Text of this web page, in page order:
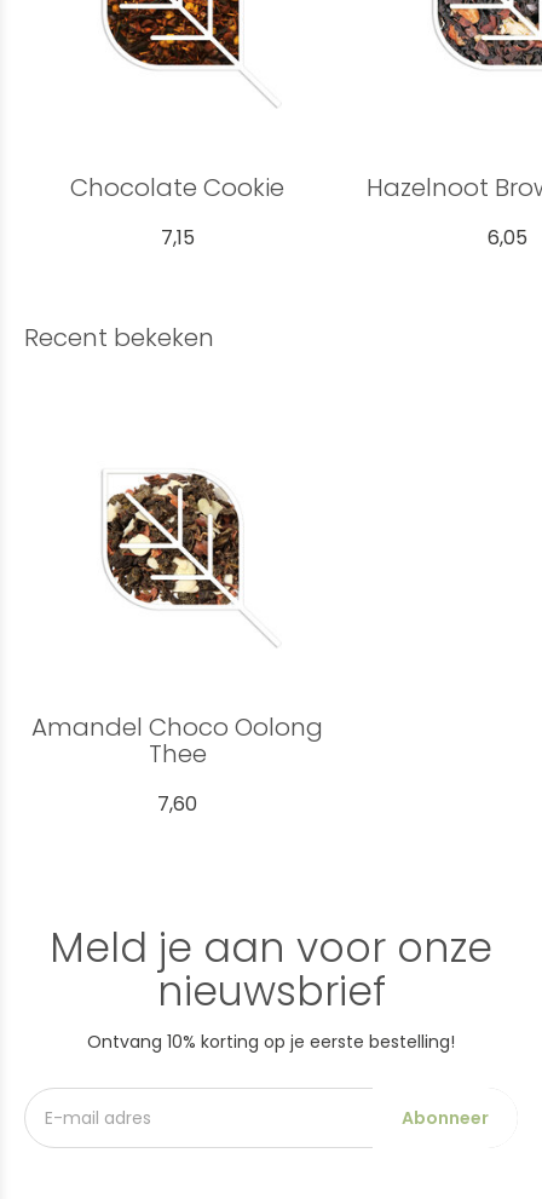
Chocolate Cookie
7,15
Hazelnoot
6,05
Recent bekeken
Amandel Choco Oolong
Thee
7,60
Meld je aan voor onze
nieuwsbrief
Ontvang 10% korting op je eerste bestelling!
Abonneer